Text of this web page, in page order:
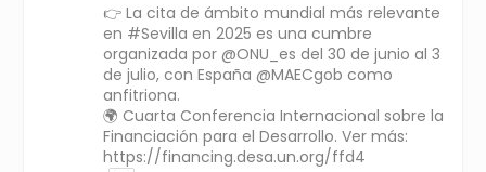
👉 La cita de ámbito mundial más relevante
en #Sevilla en 2025 es una cumbre
organizada por @ONU_es del 30 de junio al 3
de julio, con España @MAECgob como
anfitriona.
🌍 Cuarta Conferencia Internacional sobre la
Financiación para el Desarrollo. Ver más:
https://financing.desa.un.org/ffd4